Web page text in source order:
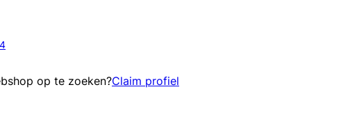
op te zoeken?Claim profiel